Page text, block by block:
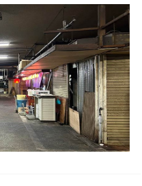
出来事に…